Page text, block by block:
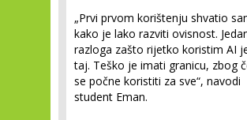
„Prvi prvom korištenju shvatio
kako je lako razviti ovisnost.
razloga zašto rijetko koristim AI
taj. Teško je imati granicu, zbog
se počne koristiti za sve“, navodi
student Eman.